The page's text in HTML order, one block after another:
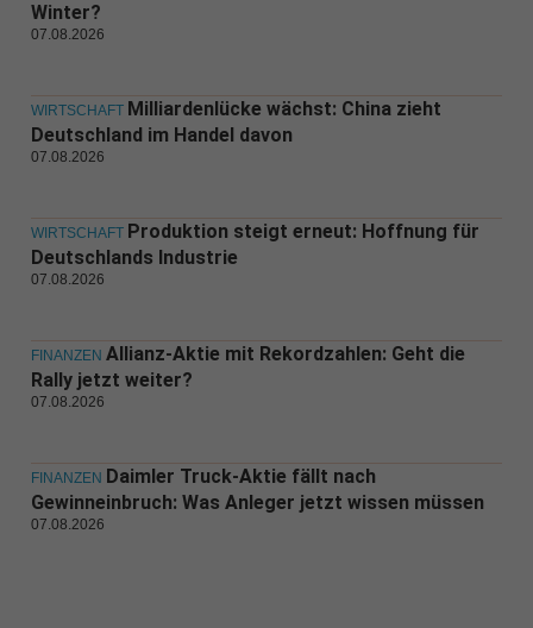
Winter?
07.08.2026
WIRTSCHAFT Milliardenlücke wächst: China zieht
Deutschland im Handel davon
07.08.2026
WIRTSCHAFT Produktion steigt erneut: Hoffnung für
Deutschlands Industrie
07.08.2026
FINANZEN Allianz-Aktie mit Rekordzahlen: Geht die
Rally jetzt weiter?
07.08.2026
FINANZEN Daimler Truck-Aktie fällt nach
Gewinneinbruch: Was Anleger jetzt wissen müssen
07.08.2026